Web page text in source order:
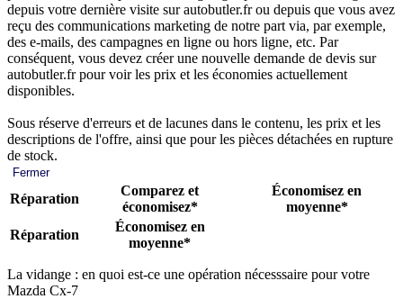
depuis votre dernière visite sur autobutler.fr ou depuis que vous avez
reçu des communications marketing de notre part via, par exemple,
des e-mails, des campagnes en ligne ou hors ligne, etc. Par
conséquent, vous devez créer une nouvelle demande de devis sur
autobutler.fr pour voir les prix et les économies actuellement
disponibles.
Sous réserve d'erreurs et de lacunes dans le contenu, les prix et les
descriptions de l'offre, ainsi que pour les pièces détachées en rupture
de stock.
Fermer
Réparation
Comparez et
économisez*
Économisez en
moyenne*
Réparation
Économisez en
moyenne*
La vidange : en quoi est-ce une opération nécesssaire pour votre
Mazda Cx-7